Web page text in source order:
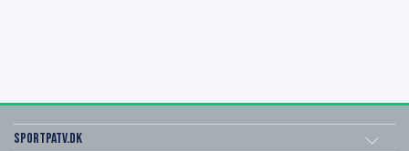
SportPaTV.dk